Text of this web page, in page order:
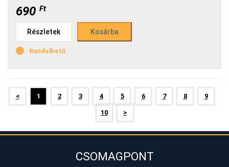
690 Ft
Részletek
Rendelhető
< 1 2 3 4 5 6 7 8 9
10 >
CSOMAGPONT